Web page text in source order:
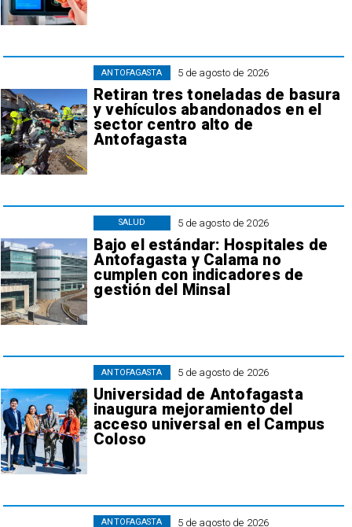
5 de agosto de 2026
Retiran tres toneladas de basura
y vehículos abandonados en el
sector centro alto de
Antofagasta
ANTOFAGASTA
5 de agosto de 2026
Bajo el estándar: Hospitales de
Antofagasta y Calama no
cumplen con indicadores de
gestión del Minsal
SALUD
5 de agosto de 2026
Universidad de Antofagasta
inaugura mejoramiento del
acceso universal en el Campus
Coloso
ANTOFAGASTA
5 de agosto de 2026
ANTOFAGASTA